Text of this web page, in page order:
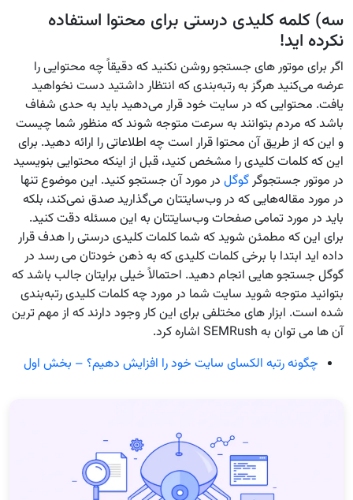
سه) کلمه کلیدی درستی برای محتوا استفاده
نکرده اید!
اگر برای موتور های جستجو روشن نکنید که دقیقاً چه محتوایی را
عرضه می‌کنید هرگز به رتبه‌بندی که انتظار داشتید دست نخواهید
یافت. محتوایی که در سایت خود قرار می‌دهید باید به حدی شفاف
باشد که مردم بتوانند به سرعت متوجه شوند که منظور شما چیست
و این که از طریق آن محتوا قرار است چه اطلاعاتی را ارائه دهید. برای
این که کلمات کلیدی را مشخص کنید، قبل از اینکه محتوایی بنویسید
در موتور جستجوگرگوگل در مورد آن جستجو کنید. این موضوع تنها
در مورد مقاله‌هایی که در وب‌سایتتان می‌گذارید صدق نمی‌کند، بلکه
باید در مورد تمامی صفحات وب‌سایتتان به این مسئله دقت کنید.
برای این که مطمئن شوید که شما کلمات کلیدی درستی را هدف قرار
داده ‌اید ابتدا با برخی کلمات کلیدی که به ذهن خودتان می ‌رسد در
گوگل جستجو هایی انجام دهید. احتمالاً خیلی برایتان جالب باشد که
بتوانید متوجه شوید سایت شما در مورد چه کلمات کلیدی رتبه‌بندی
شده است. ابزار های مختلفی برای این کار وجود دارند که از مهم ترین
آن ها می توان به SEMRush اشاره کرد.
چگونه رتبه الکسای سایت خود را افزایش دهیم؟ – بخش اول